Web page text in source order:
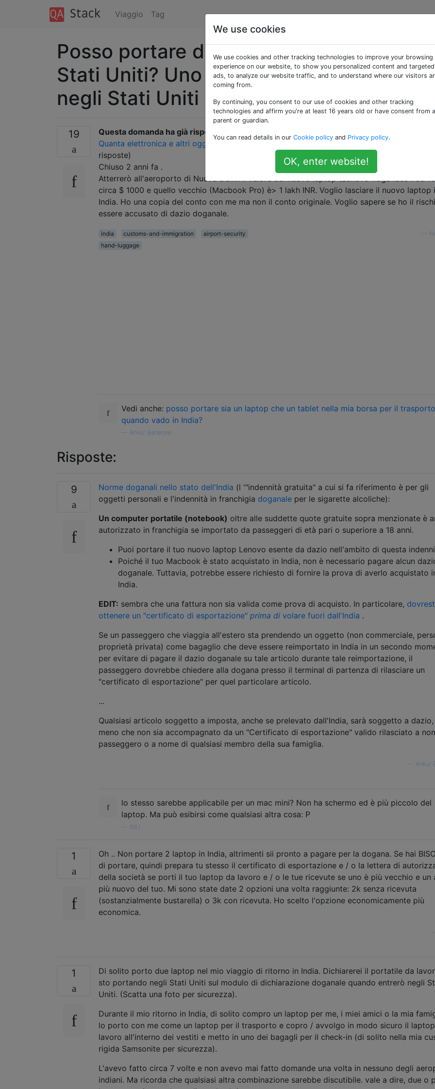
Viaggio Tag
Posso portare due laptop in India dagli
Stati Uniti? Uno acquistato in India e uno
negli Stati Uniti [duplicato]
19 Questa domanda ha già risposte qui
Quanta elettronica e altri oggetti di valore posso portare in franchigia quando vado in
risposte)
Chiuso 2 anni fa .
Atterrerò all'aeroporto di Nuova Delhi. Il valore del nuovo laptop (Lenovo Yoga Idea Pad
circa $ 1000 e quello vecchio (Macbook Pro) è> 1 lakh INR. Voglio lasciare il nuovo laptop
India. Ho una copia del conto con me ma non il conto originale. Voglio sapere se ho il
essere accusato di dazio doganale.
india customs-and-immigration
airport-security
hand-luggage
Vedi anche: posso portare sia un laptop che un tablet nella mia borsa per il trasporto
quando vado in India?
Ankur Banerjee
Risposte:
9 Norme doganali nello stato dell'India (l '"indennità gratuita" a cui si fa riferimento è per gli
oggetti personali e l'indennità in franchigia doganale per le sigarette alcoliche):
Un computer portatile (notebook) oltre alle suddette quote gratuite sopra menzionate è
autorizzato in franchigia se importato da passeggeri di età pari o superiore a 18 anni.
Puoi portare il tuo nuovo laptop Lenovo esente da dazio nell'ambito di questa
Poiché il tuo Macbook è stato acquistato in India, non è necessario pagare alcun
doganale. Tuttavia, potrebbe essere richiesto di fornire la prova di averlo acquistato
India.
EDIT: sembra che una fattura non sia valida come prova di acquisto. In particolare,
ottenere un "certificato di esportazione" prima di volare fuori dall'India .
Se un passeggero che viaggia all'estero sta prendendo un oggetto (non commerciale,
proprietà privata) come bagaglio che deve essere reimportato in India in un secondo
per evitare di pagare il dazio doganale su tale articolo durante tale reimportazione, il
passeggero dovrebbe chiedere alla dogana presso il terminal di partenza di rilasciare un
"certificato di esportazione" per quel particolare articolo.
...
Qualsiasi articolo soggetto a imposta, anche se prelevato dall'India, sarà soggetto a dazio,
meno che non sia accompagnato da un "Certificato di esportazione" valido rilasciato a
passeggero o a nome di qualsiasi membro della sua famiglia.
Ankur
lo stesso sarebbe applicabile per un mac mini? Non ha schermo ed è più piccolo del
laptop. Ma può esibirsi come qualsiasi altra cosa: P
tMJ
1
Oh .. Non portare 2 laptop in India, altrimenti sii pronto a pagare per la dogana. Se hai
di portare, quindi prepara tu stesso il certificato di esportazione e / o la lettera di
della società se porti il ​​tuo laptop da lavoro e / o le tue ricevute se uno è più vecchio e un
più nuovo del tuo. Mi sono state date 2 opzioni una volta raggiunte: 2k senza ricevuta
(sostanzialmente bustarella) o 3k con ricevuta. Ho scelto l'opzione economicamente più
economica.
1
Di solito porto due laptop nel mio viaggio di ritorno in India. Dichiarerei il portatile da
sto portando negli Stati Uniti sul modulo di dichiarazione doganale quando entrerò negli
Uniti. (Scatta una foto per sicurezza).
Durante il mio ritorno in India, di solito compro un laptop per me, i miei amici o la mia
lo porto con me come un laptop per il trasporto e copro / avvolgo in modo sicuro il
lavoro all'interno dei vestiti e metto in uno dei bagagli per il check-in (di solito nella mia
rigida Samsonite per sicurezza).
L'avevo fatto circa 7 volte e non avevo mai fatto domande una volta in nessuno degli
indiani. Ma ricorda che qualsiasi altra combinazione sarebbe discutibile. vale a dire, due o
We use cookies
We use cookies and other tracking technologies to improve your browsing
experience on our website, to show you personalized content and targeted
ads, to analyze our website traffic, and to understand where our visitors
coming from.
By continuing, you consent to our use of cookies and other tracking
technologies and affirm you're at least 16 years old or have consent from a
parent or guardian.
You can read details in our Cookie policy and Privacy policy.
OK, enter website!